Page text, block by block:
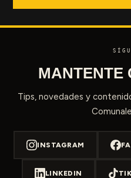
MANTENTE
Tips, novedades y
INSTAGRAM
LINKEDIN